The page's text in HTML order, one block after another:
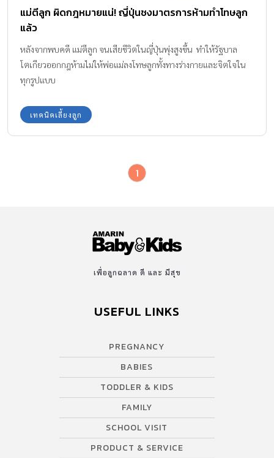
แม่ตีลูก ผิดกฎหมายแน่! ญี่ปุ่นชงมาตรการห้ามทำโทษลูก
แล้ว
หลังจากพบคดี แม่ตีลูก จนเสียชีวิตในญี่ปุ่นพุ่งสูงขึ้น ทำให้รัฐบาล
โตเกียวออกกฎห้ามไม่ให้พ่อแม่ลงโทษลูกทั้งทางร่างกายและจิตใจใน
ทุกรูปแบบ
เทคนิคเลี้ยงลูก
1
เพื่อลูกฉลาด ดี และ มีสุข
USEFUL LINKS
PREGNANCY
BABIES
TODDLER & KIDS
FAMILY
SCHOOL VISIT
PRODUCT & SERVICE